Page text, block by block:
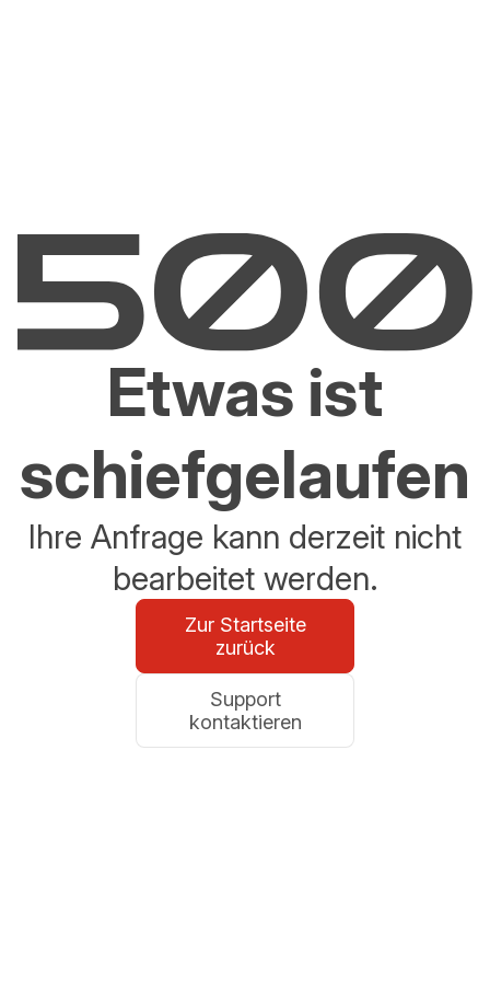
Etwas ist
schiefgelaufen
Ihre Anfrage kann derzeit nicht
bearbeitet werden.
Zur Startseite
zurück
Support
kontaktieren